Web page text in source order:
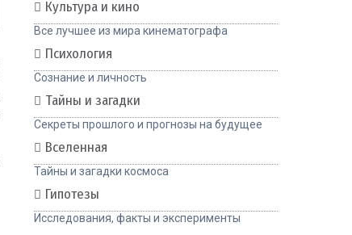
Культура и кино
Все лучшее из мира кинематографа
Психология
Сознание и личность
Тайны и загадки
Секреты прошлого и прогнозы на будущее
Вселенная
Тайны и загадки космоса
Гипотезы
Исследования, факты и эксперименты